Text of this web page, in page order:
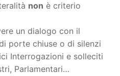
non è criterio
un dialogo con il
porte chiuse o di silenzi
Interrogazioni e solleciti
Parlamentari…